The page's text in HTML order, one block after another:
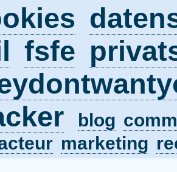
fsfe
blog
marketing